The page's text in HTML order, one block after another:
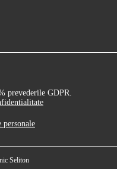
prevederile GDPR.
Seliton